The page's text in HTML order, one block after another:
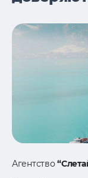
Агентство